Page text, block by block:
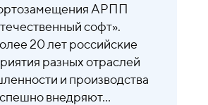
АРПП
софт».
20 лет российские
разных отраслей
и производства
внедряют...